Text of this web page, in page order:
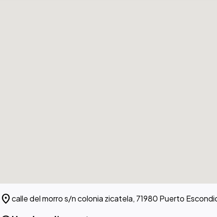
location_oncalle del morro s/n colonia zicatela, 71980 Puerto